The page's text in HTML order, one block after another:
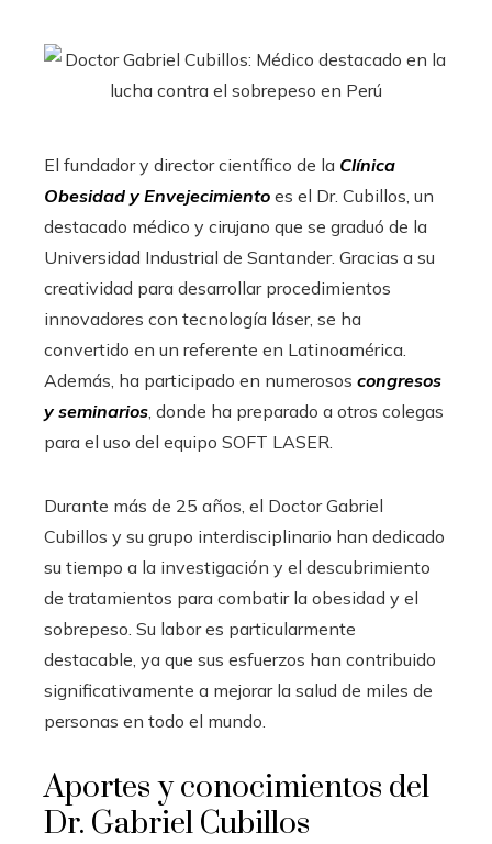
El fundador y director científico de la Clínica
Obesidad y Envejecimiento es el Dr. Cubillos, un
destacado médico y cirujano que se graduó de la
Universidad Industrial de Santander. Gracias a su
creatividad para desarrollar procedimientos
innovadores con tecnología láser, se ha
convertido en un referente en Latinoamérica.
Además, ha participado en numerosos congresos
y seminarios , donde ha preparado a otros colegas
para el uso del equipo SOFT LASER.
Durante más de 25 años, el Doctor Gabriel
Cubillos y su grupo interdisciplinario han dedicado
su tiempo a la investigación y el descubrimiento
de tratamientos para combatir la obesidad y el
sobrepeso. Su labor es particularmente
destacable, ya que sus esfuerzos han contribuido
significativamente a mejorar la salud de miles de
personas en todo el mundo.
Aportes y conocimientos del
Dr. Gabriel Cubillos